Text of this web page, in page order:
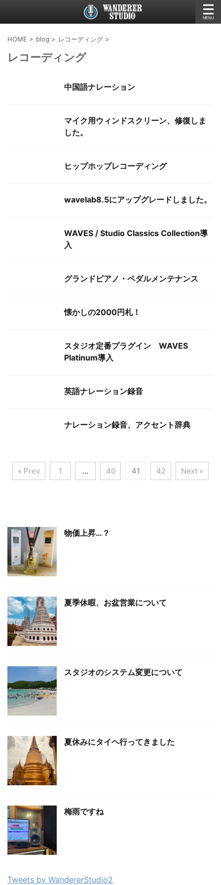
HOME > blog > レコーディング >
レコーディング
中国語ナレーション
マイク用ウィンドスクリーン、修復しま
した。
ヒップホップレコーディング
wavelab8.5にアップグレードしました。
WAVES / Studio Classics Collection導
入
グランドピアノ・ペダルメンテナンス
懐かしの2000円札！
スタジオ定番プラグイン WAVES
Platinum導入
英語ナレーション録音
ナレーション録音、アクセント辞典
« Prev 1 … 40 41 42 Next »
物価上昇…？
夏季休暇、お盆営業について
スタジオのシステム変更について
夏休みにタイヘ行ってきました
梅雨ですね
Tweets by WandererStudio2